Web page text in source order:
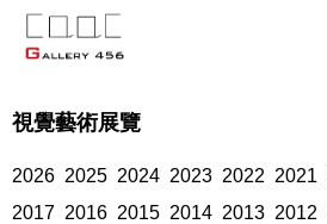
視覺藝術展覽
2026 2025 2024 2023 2022 2021
2017 2016 2015 2014 2013 2012